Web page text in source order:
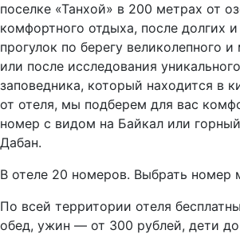
поселке «Танхой» в 200 метрах от
комфортного отдыха, после долгих
прогулок по берегу великолепного и
или после исследования
заповедника, который находится в
от отеля, мы подберем для вас
номер с видом на Байкал или
Дабан.
В отеле 20 номеров. Выбрать номер
По всей территории отеля
обед, ужин — от 300 рублей, дети до